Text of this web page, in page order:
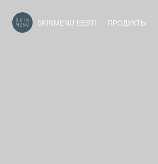
SKINMENU EESTI ПРОДУКТЫ